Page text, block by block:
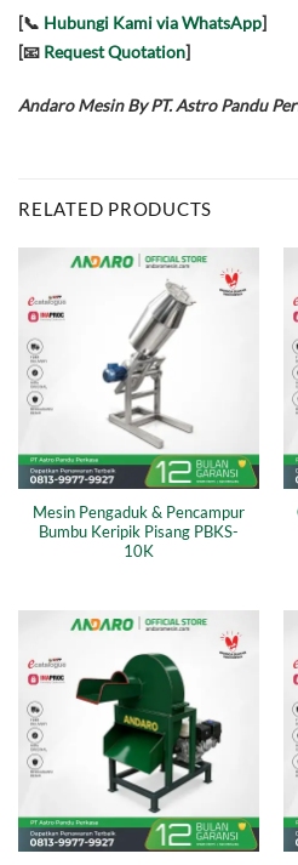
[📞 Hubungi Kami via WhatsApp]
[📧 Request Quotation]
Andaro Mesin By PT. Astro Pandu
RELATED PRODUCTS
Mesin Pengaduk & Pencampur
Bumbu Keripik Pisang PBKS-
10K